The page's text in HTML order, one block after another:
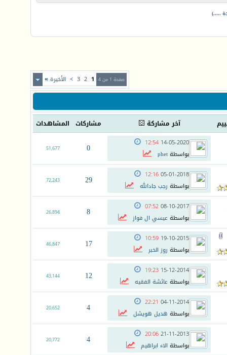
.....)
صفحة 1 من 4 1
2
3
> الأخيرة »
آخر مشاركة مشاركات المشاهدات
14-05-2020
12:54
بواسطةphet
0
51,677
05-01-2018
12:16
بواسطة رجب جادالله 29
72,243
08-10-2017
07:52
بواسطةعيسي ال فواز 8
26,894
19-10-2015
10:59
بواسطة روز الخبر 17
46,847
15-12-2014
19:23
بواسطةعائشة الفقيه 12
43,144
04-11-2014
22:21
بواسطة هديل هويشل 4
20,652
21-11-2013
20:06
بواسطة الاء ابراهيم 4
20,772